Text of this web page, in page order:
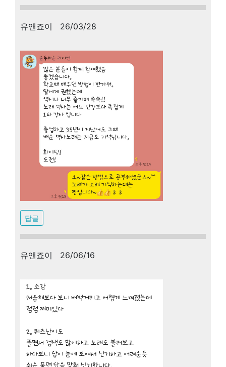
유앤죠이 26/03/28
답글
유앤죠이 26/06/16